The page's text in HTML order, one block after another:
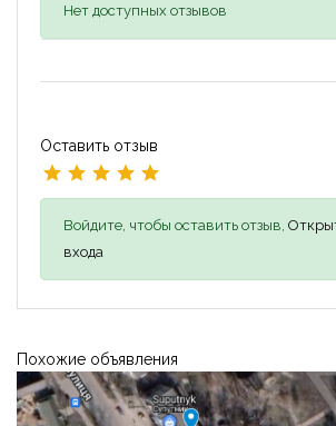
Нет доступных отзывов
Оставить отзыв
Войдите, чтобы оставить отзыв,
входа
Похожие объявления